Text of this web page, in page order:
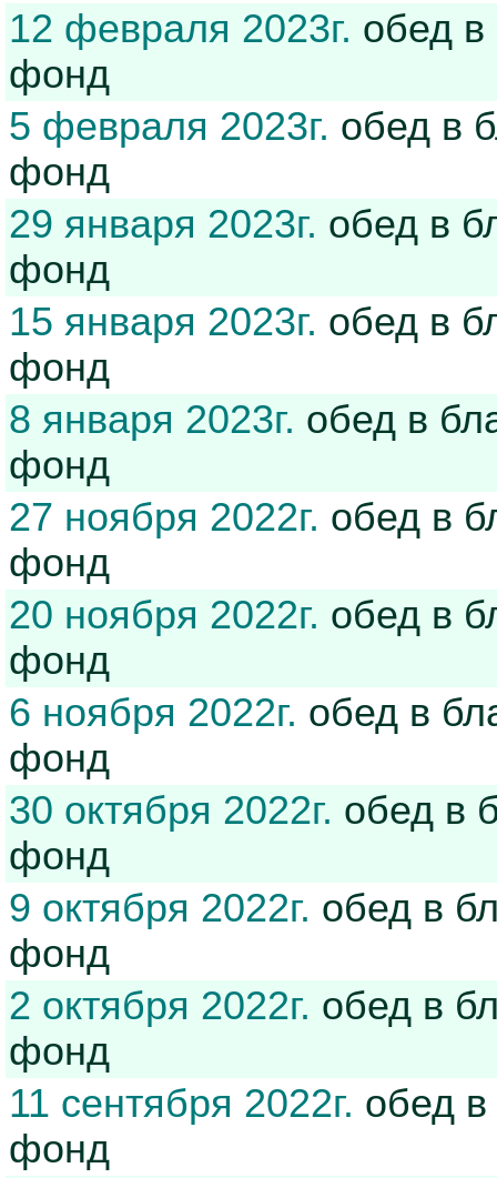
12 февраля 2023г. обед в
фонд
5 февраля 2023г. обед в
фонд
29 января 2023г. обед в
фонд
15 января 2023г. обед в
фонд
8 января 2023г. обед в
фонд
27 ноября 2022г. обед в
фонд
20 ноября 2022г. обед в
фонд
6 ноября 2022г. обед в
фонд
30 октября 2022г. обед в
фонд
9 октября 2022г. обед в
фонд
2 октября 2022г. обед в
фонд
11 сентября 2022г. обед в
фонд